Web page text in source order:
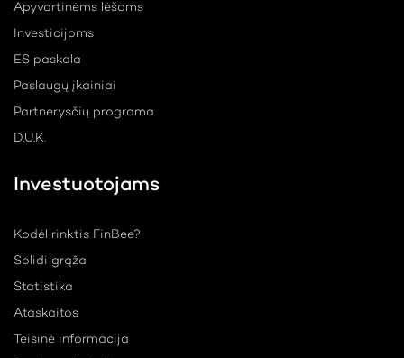
Apyvartinėms lėšoms
Investicijoms
ES paskola
Paslaugų įkainiai
Partnerysčių programa
D.U.K.
Investuotojams
Kodėl rinktis FinBee?
Solidi grąža
Statistika
Ataskaitos
Teisinė informacija